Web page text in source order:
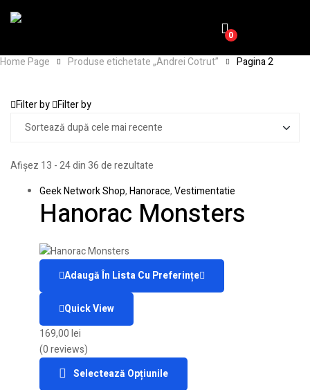
0
Home Page Produse etichetate „Andrei Cotrut” Pagina 2
Filter by Filter by
Afișez 13 - 24 din 36 de rezultate
Geek Network Shop,Hanorace,Vestimentatie
Hanorac Monsters
Adaugă În Lista Cu Preferințe
Quick View
169,00lei
(0 reviews)
Selectează Opțiunile